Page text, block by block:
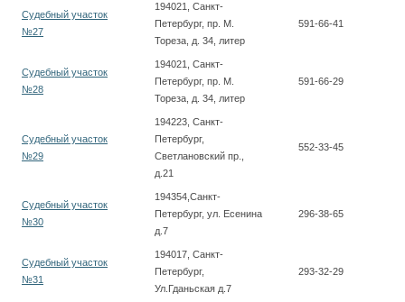
Судебный участок
№27
194021, Санкт-
Петербург, пр. М.
Тореза, д. 34, литер
591-66-41
Судебный участок
№28
194021, Санкт-
Петербург, пр. М.
Тореза, д. 34, литер
591-66-29
Судебный участок
№29
194223, Санкт-
Петербург,
Светлановский пр.,
д.21
552-33-45
Судебный участок
№30
194354,Санкт-
Петербург, ул. Есенина
д.7
296-38-65
Судебный участок
№31
194017, Санкт-
Петербург,
Ул.Гданьская д.7
293-32-29